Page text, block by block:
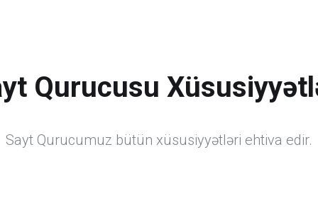
Qurucusu
Sayt Qurucumuz bütün xüsusiyyətləri ehtiva edir.